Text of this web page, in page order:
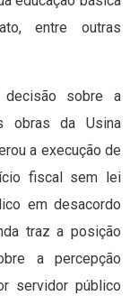
entre outras
sobre a
obras da Usina
a execução de
fiscal sem lei
em desacordo
traz a posição
a percepção
servidor público